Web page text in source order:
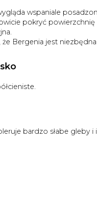
wspaniale
pokryć
że Bergenia jest
bardzo słabe gleby